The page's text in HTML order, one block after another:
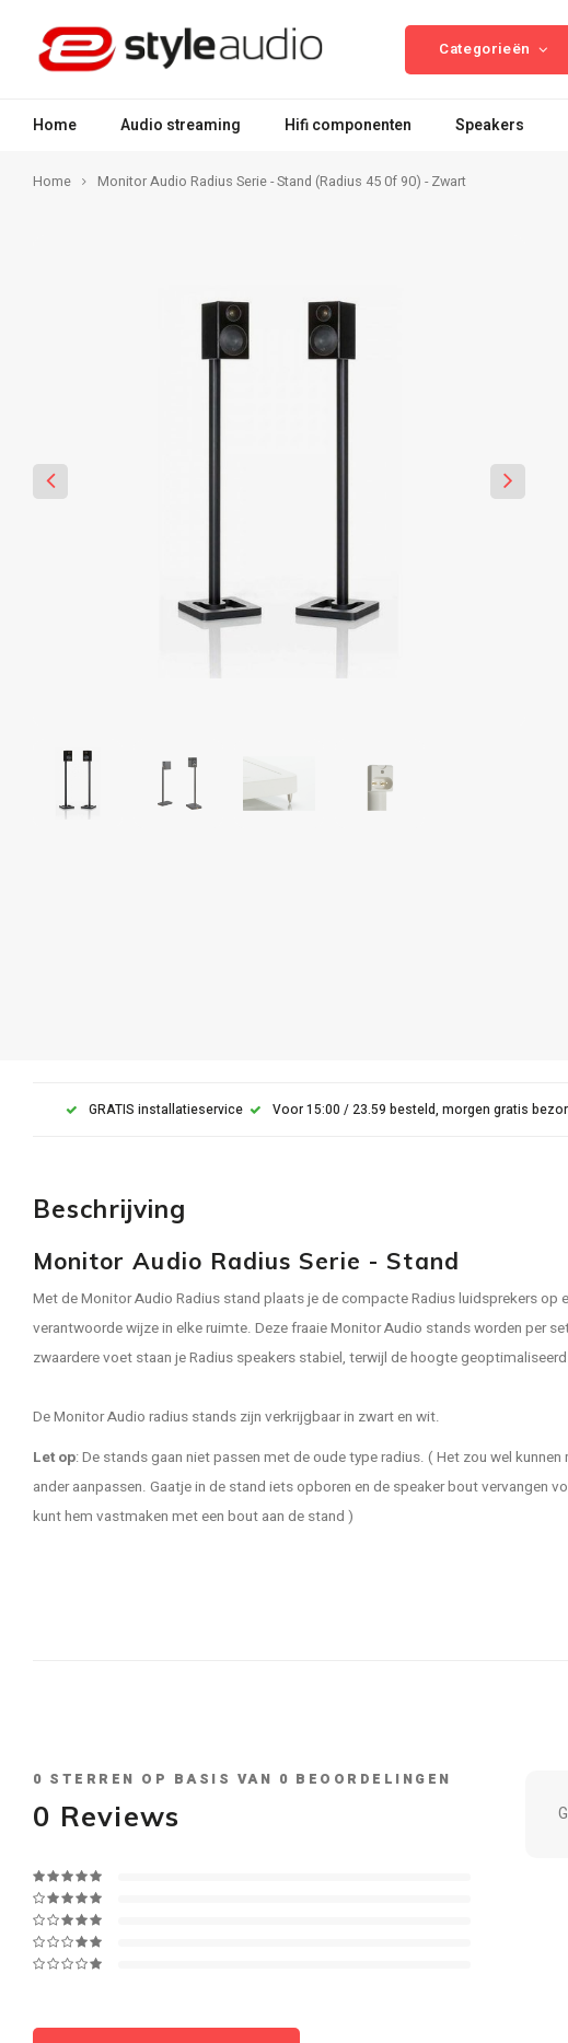
Categorieën
Home Audio streaming Hifi componenten Speakers
Home Monitor Audio Radius Serie - Stand (Radius 45 0f 90) - Zwart
GRATIS installatieservice Voor 15:00 / 23.59 besteld, morgen gratis
Beschrijving
Monitor Audio Radius Serie - Stand
Met de Monitor Audio Radius stand plaats je de compacte Radius luidsprekers op
verantwoorde wijze in elke ruimte. Deze fraaie Monitor Audio stands worden per
zwaardere voet staan je Radius speakers stabiel, terwijl de hoogte
De Monitor Audio radius stands zijn verkrijgbaar in zwart en wit.
Let op: De stands gaan niet passen met de oude type radius. ( Het zou wel kunnen
ander aanpassen. Gaatje in de stand iets opboren en de speaker bout vervangen
kunt hem vastmaken met een bout aan de stand )
0 STERREN OP BASIS VAN 0 BEOORDELINGEN
0 Reviews